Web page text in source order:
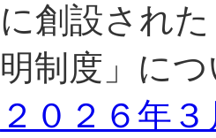
に創設され
明制度」に
２０２６年